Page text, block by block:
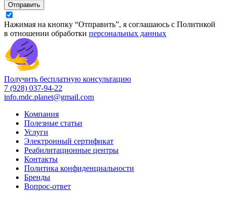
Отправить
Нажимая на кнопку “Отправить”, я соглашаюсь с Политикой
в отношении обработки персональных данных
Получить бесплатную консультацию
7 (928) 037-94-22
info.mdc.planet@gmail.com
Компания
Полезные статьи
Услуги
Электронный сертификат
Реабилитационные центры
Контакты
Политика конфиденциальности
Бренды
Вопрос-ответ